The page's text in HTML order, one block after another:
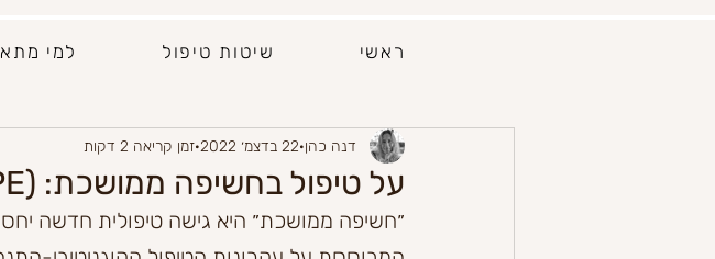
ראשי שיטות טיפול למי
על טיפול בחשיפה ממושכת: Prolonged Exposure (PE)
דנה כהן 22 בדצמ׳ 2022 זמן קריאה 2 דקות